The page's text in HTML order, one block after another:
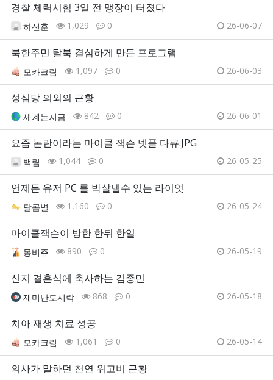
경찰 체력시험 3일 전 맹장이 터졌다
하선훈 1,029 0 26-06-07
북한주민 탈북 결심하게 만든 프로그램
모카크림 1,097 0 26-06-03
성심당 의외의 근황
세계는지금 842 0 26-06-01
요즘 논란이라는 마이클 잭슨 넷플 다큐.JPG
백림 1,044 0 26-05-25
언제든 유저 PC 를 박살낼수 있는 라이엇
달콤별 1,160 0 26-05-24
마이클잭슨이 방한 한뒤 한일
몽비쥬 890 0 26-05-19
신지 결혼식에 축사하는 김종민
재미난도시락 868 0 26-05-18
치아 재생 치료 성공
모카크림 1,061 0 26-05-14
의사가 말하던 천연 위고비 근황